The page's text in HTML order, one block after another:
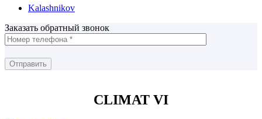
Kalashnikov
Заказать обратный звонок
CLIMAT VI